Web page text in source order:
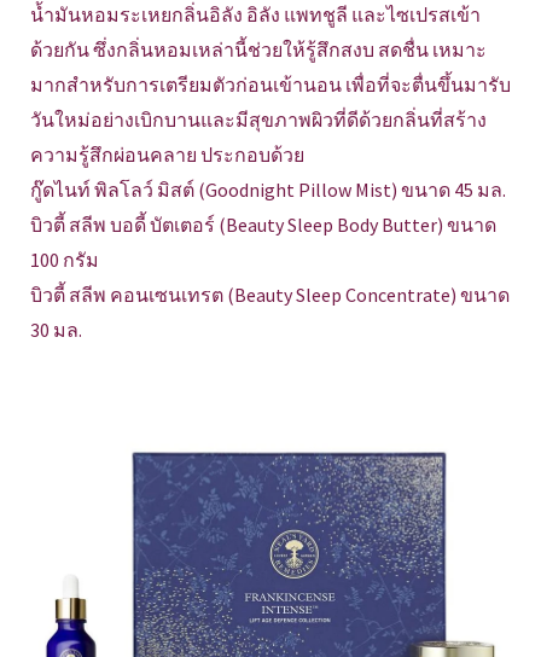
น้ำมันหอมระเหยกลิ่นอิลัง อิลัง แพทชูลี และไซเปรสเข้า
ด้วยกัน ซึ่งกลิ่นหอมเหล่านี้ช่วยให้รู้สึกสงบ สดชื่น เหมาะ
มากสำหรับการเตรียมตัวก่อนเข้านอน เพื่อที่จะตื่นขึ้นมารับ
วันใหม่อย่างเบิกบานและมีสุขภาพผิวที่ดีด้วยกลิ่นที่สร้าง
ความรู้สึกผ่อนคลาย ประกอบด้วย
กู๊ดไนท์ พิลโลว์ มิสต์ (Goodnight Pillow Mist) ขนาด 45 มล.
บิวตี้ สลีพ บอดี้ บัตเตอร์ (Beauty Sleep Body Butter) ขนาด
100 กรัม
บิวตี้ สลีพ คอนเซนเทรต (Beauty Sleep Concentrate) ขนาด
30 มล.